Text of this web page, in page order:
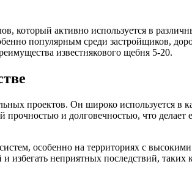
который активно используется в
популярным среди застройщиков,
известнякового щебня 5-20.
проектов. Он широко используется
прочностью и долговечностью, что
особенно на территориях с
избегать неприятных последствий,